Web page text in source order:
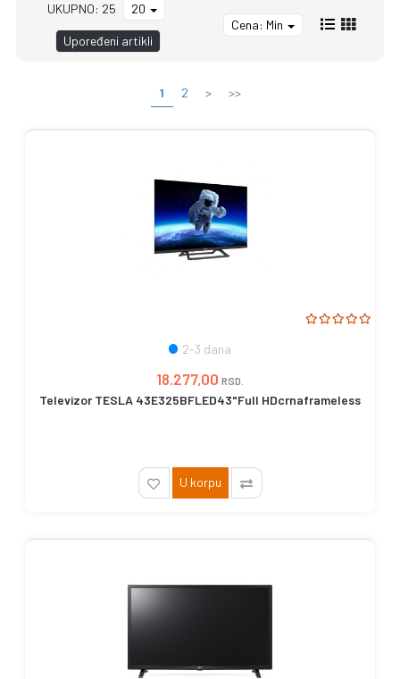
UKUPNO: 25 20
Upoređeni artikli
Cena: Min
1 2 > >>
2-3 dana
18.277,00 RSD.
Televizor TESLA 43E325BFLED43"Full HDcrnaframeless
U korpu